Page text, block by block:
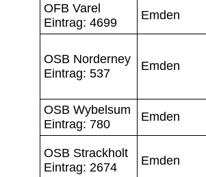
OFB Varel
Eintrag: 4699
Emden
OSB Norderney
Eintrag: 537
Emden
OSB Wybelsum
Eintrag: 780
Emden
OSB Strackholt
Eintrag: 2674
Emden